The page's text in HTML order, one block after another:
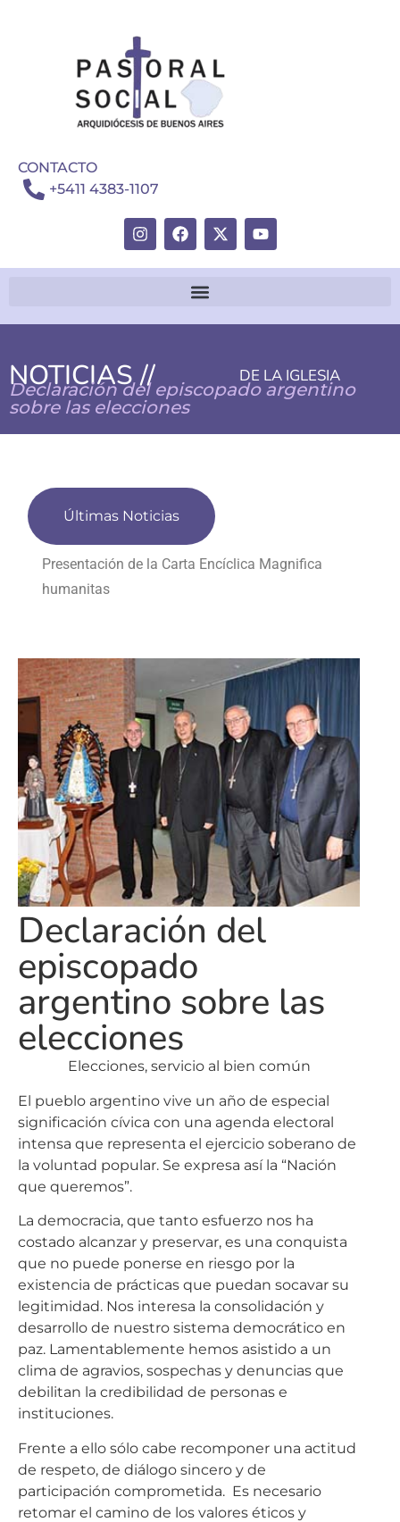
CONTACTO
+5411 4383-1107
NOTICIAS // DE LA IGLESIA
Declaración del episcopado argentino
sobre las elecciones
Últimas Noticias
Presentación de la Carta Encíclica Magnifica
humanitas
Declaración del
episcopado
argentino sobre las
elecciones
Elecciones, servicio al bien común
El pueblo argentino vive un año de especial
significación cívica con una agenda electoral
intensa que representa el ejercicio soberano de
la voluntad popular. Se expresa así la “Nación
que queremos”.
La democracia, que tanto esfuerzo nos ha
costado alcanzar y preservar, es una conquista
que no puede ponerse en riesgo por la
existencia de prácticas que puedan socavar su
legitimidad. Nos interesa la consolidación y
desarrollo de nuestro sistema democrático en
paz. Lamentablemente hemos asistido a un
clima de agravios, sospechas y denuncias que
debilitan la credibilidad de personas e
instituciones.
Frente a ello sólo cabe recomponer una actitud
de respeto, de diálogo sincero y de
participación comprometida. Es necesario
retomar el camino de los valores éticos y